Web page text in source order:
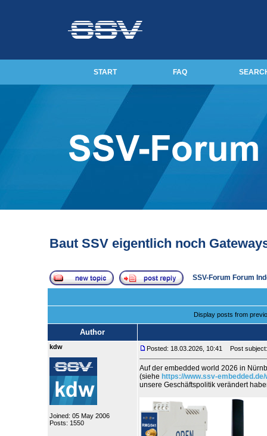
START FAQ
Baut SSV eigentlich noch
SSV-Forum Forum
Display posts from
Author
kdw
Joined: 05 May 2006
Posts: 1550
Posted: 18.03.2026, 10:41 Post
Auf der embedded world 2026 in
(siehe https://www.ssv-
unsere Geschäftspolitik verändert